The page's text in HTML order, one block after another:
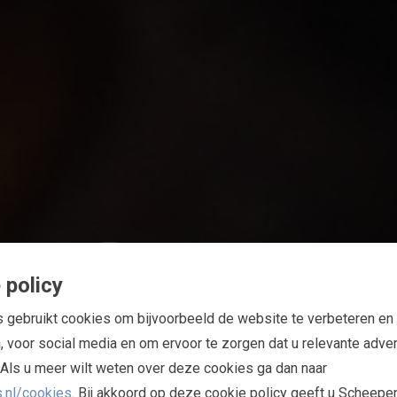
S
policy
gebruikt cookies om bijvoorbeeld de website te verbeteren en
voor social media en om ervoor te zorgen dat u relevante
u meer wilt weten over deze cookies ga dan naar
cookies. Bij akkoord op deze cookie policy geeft u